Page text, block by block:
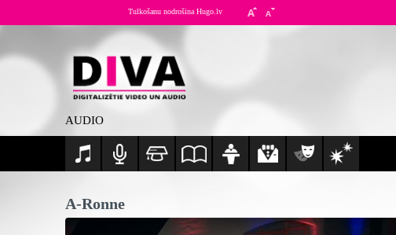
Tulkošanu nodrošina Hugo.lv
AUDIO
A-Ronne